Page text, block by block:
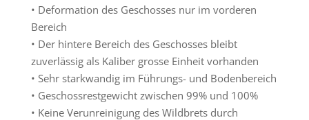
• Deformation des Geschosses nur im vorderen
Bereich
• Der hintere Bereich des Geschosses bleibt
zuverlässig als Kaliber grosse Einheit vorhanden
• Sehr starkwandig im Führungs- und Bodenbereich
• Geschossrestgewicht zwischen 99% und 100%
• Keine Verunreinigung des Wildbrets durch